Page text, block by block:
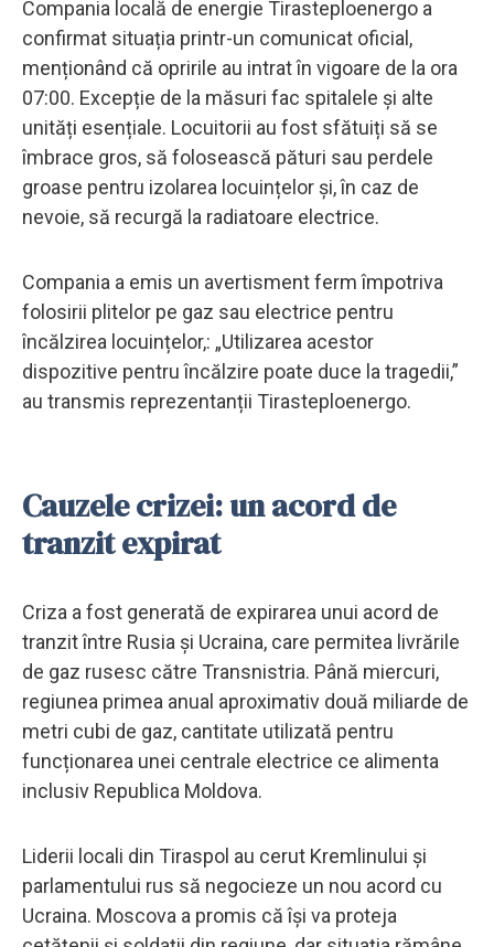
Compania locală de energie Tirasteploenergo a
confirmat situația printr-un comunicat oficial,
menționând că opririle au intrat în vigoare de la ora
07:00. Excepție de la măsuri fac spitalele și alte
unități esențiale. Locuitorii au fost sfătuiți să se
îmbrace gros, să folosească pături sau perdele
groase pentru izolarea locuințelor și, în caz de
nevoie, să recurgă la radiatoare electrice.
Compania a emis un avertisment ferm împotriva
folosirii plitelor pe gaz sau electrice pentru
încălzirea locuințelor,: „Utilizarea acestor
dispozitive pentru încălzire poate duce la tragedii,”
au transmis reprezentanții Tirasteploenergo.
Cauzele crizei: un acord de
tranzit expirat
Criza a fost generată de expirarea unui acord de
tranzit între Rusia și Ucraina, care permitea livrările
de gaz rusesc către Transnistria. Până miercuri,
regiunea primea anual aproximativ două miliarde de
metri cubi de gaz, cantitate utilizată pentru
funcționarea unei centrale electrice ce alimenta
inclusiv Republica Moldova.
Liderii locali din Tiraspol au cerut Kremlinului și
parlamentului rus să negocieze un nou acord cu
Ucraina. Moscova a promis că își va proteja